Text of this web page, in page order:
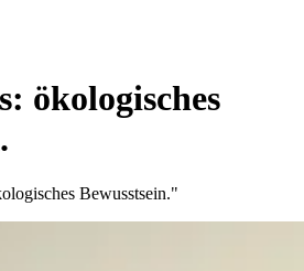
ökologisches
Bewusstsein."